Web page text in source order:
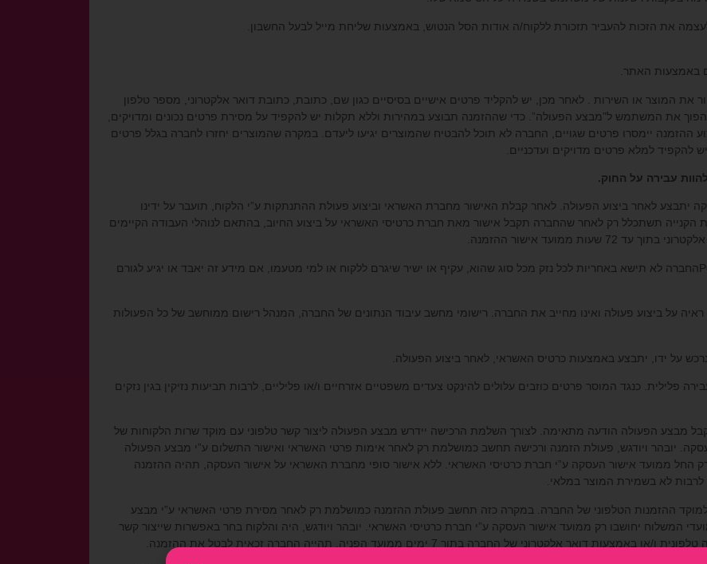
את המוצר או השירות . לאחר מכן, יש להקליד פרטים אישיים בסיסיים כגון שם, כתובת, כתובת דואר אלקטרוני, מספר טלפון
את המשתמש ל”מבצע הפעולה”. כדי שההזמנה תבוצע במהירות וללא תקלות יש להקפיד על מסירת פרטים נכונים ומדויקים,
יימסרו פרטים שגויים, החברה לא תוכל להבטיח שהמוצרים יגיעו ליעדם. במקרה שהמוצרים יחזרו לחברה בגלל פרטים
להקפיד למלא פרטים מדויקים ועדכניים.
עבירה על החוק.
יתבצע לאחר ביצוע הפעולה. לאחר קבלת האישור מחברת האשראי וביצוע פעולת ההתנתקות ע”י הלקוח, תועבר על ידינו
תשתכלל רק לאחר שהחברה תקבל אישור מאת חברת כרטיסי האשראי על ביצוע החיוב, בהתאם לנוהלי העבודה הקיימים
ממועד אישור ההזמנה.
3.4. האתר עושה שימוש במערכת הצפנה בתקן PCI-DSSהחברה לא תישא באחריות לכל נזק מכל סוג שהוא, עקיף או ישיר שיגרם ללקוח או למי מטעמו, אם מידע זה יאבד או יגיע לגורם
ראיה על ביצוע פעולה ואינו מחייב את החברה. רישומי מחשב עיבוד הנתונים של החברה, המנהל רישום ממוחשב של כל הפעולות
עבירה פלילית. כנגד המוסר פרטים כוזבים עלולים להינקט צעדים משפטיים אזרחיים ו/או פליליים, לרבות תביעות נזיקין בגין נזקים
מבצע הפעולה הודעה מתאימה. לצורך השלמת הרכישה יידרש מבצע הפעולה ליצור קשר טלפוני עם מוקד שרות הלקוחות של
יובהר ויודגש, פעולת הזמנה ורכישה תחשב כמושלמת רק לאחר אימות פרטי האשראי ואישור התשלום ע”י מבצע הפעולה
החל ממועד אישור העסקה ע”י חברת כרטיסי האשראי. ללא אישור סופי מחברת האשראי על אישור העסקה, תהיה ההזמנה
לא בשמירת המוצר במלאי.
למוקד ההזמנות הטלפוני של החברה. במקרה כזה תחשב פעולת ההזמנה כמושלמת רק לאחר מסירת פרטי האשראי ע”י מבצע
המשלוח יחושבו רק ממועד אישור העסקה ע”י חברת כרטיסי האשראי. יובהר ויודגש, היה והלקוח בחר באפשרות שייצור קשר
של החברה בתוך 7 ימים ממועד הפניה, תהייה החברה זכאית לבטל את ההזמנה.